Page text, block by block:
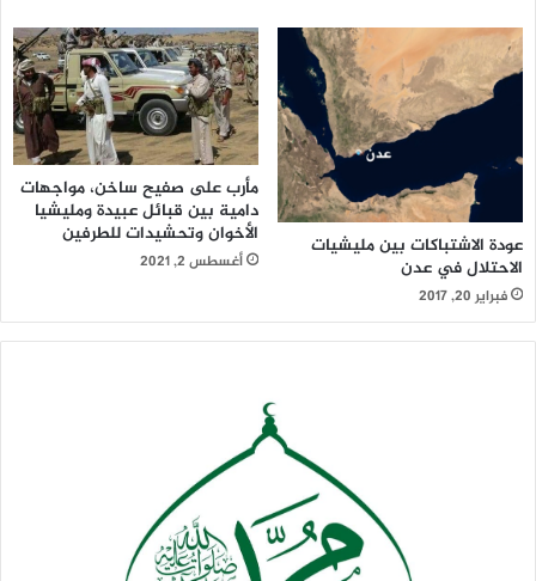
عودة الاشتباكات بين مليشيات
الاحتلال في عدن
فبراير 20, 2017
مأرب على صفيح ساخن، مواجهات
دامية بين قبائل عبيدة ومليشيا
الأخوان وتحشيدات للطرفين
أغسطس 2, 2021